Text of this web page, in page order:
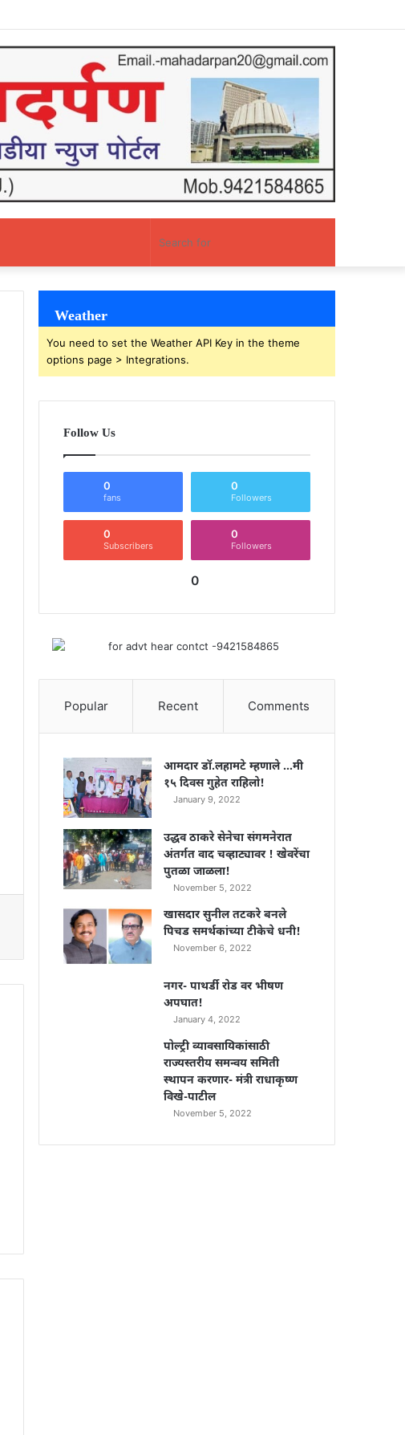
for
Random
Article
Weather
You need to set the Weather API Key in the theme
options page > Integrations.
Follow Us
0
fans
0
Followers
0
Subscribers
0
Followers
0
Popular Recent Comments
आमदार डॉ.लहामटे म्हणाले …मी
१५ दिवस गुहेत राहिलो!
January 9, 2022
उद्धव ठाकरे सेनेचा संगमनेरात
अंतर्गत वाद चव्हाट्यावर ! खेवरेंचा
पुतळा जाळला!
November 5, 2022
खासदार सुनील तटकरे बनले
पिचड समर्थकांच्या टीकेचे धनी!
November 6, 2022
नगर- पाथर्डी रोड वर भीषण
अपघात!
January 4, 2022
पोल्ट्री व्यावसायिकांसाठी
राज्यस्तरीय समन्वय समिती
स्थापन करणार- मंत्री राधाकृष्ण
विखे-पाटील
November 5, 2022